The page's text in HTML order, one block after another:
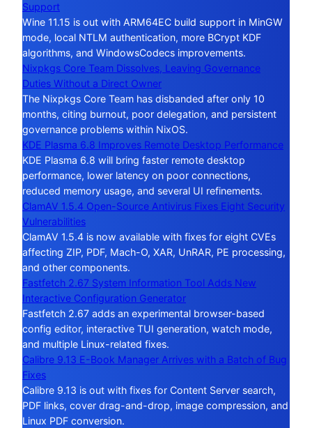
Support
Wine 11.15 is out with ARM64EC build support in MinGW
mode, local NTLM authentication, more BCrypt KDF
algorithms, and WindowsCodecs improvements.
Nixpkgs Core Team Dissolves, Leaving Governance
Duties Without a Direct Owner
The Nixpkgs Core Team has disbanded after only 10
months, citing burnout, poor delegation, and persistent
governance problems within NixOS.
KDE Plasma 6.8 Improves Remote Desktop Performance
KDE Plasma 6.8 will bring faster remote desktop
performance, lower latency on poor connections,
reduced memory usage, and several UI refinements.
ClamAV 1.5.4 Open-Source Antivirus Fixes Eight Security
Vulnerabilities
ClamAV 1.5.4 is now available with fixes for eight CVEs
affecting ZIP, PDF, Mach-O, XAR, UnRAR, PE processing,
and other components.
Fastfetch 2.67 System Information Tool Adds New
Interactive Configuration Generator
Fastfetch 2.67 adds an experimental browser-based
config editor, interactive TUI generation, watch mode,
and multiple Linux-related fixes.
Calibre 9.13 E-Book Manager Arrives with a Batch of Bug
Fixes
Calibre 9.13 is out with fixes for Content Server search,
PDF links, cover drag-and-drop, image compression, and
Linux PDF conversion.